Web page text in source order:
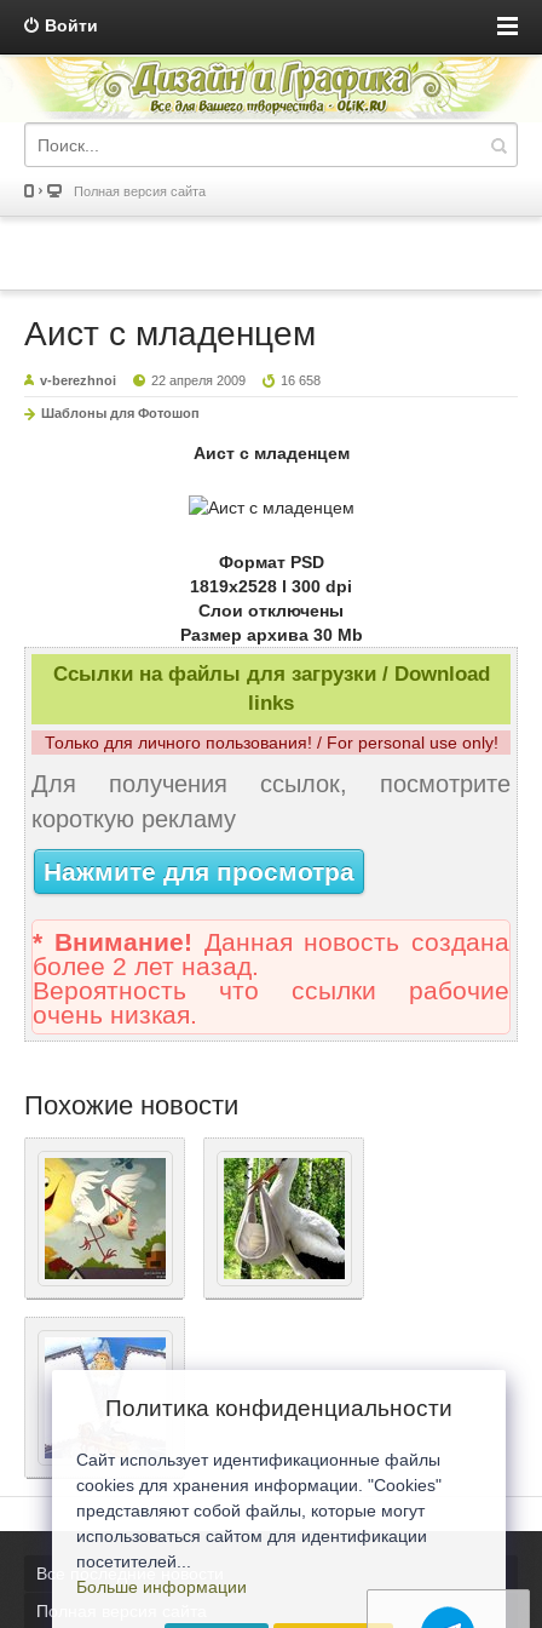
Войти
Полная версия сайта
Аист с младенцем
v-berezhnoi 22 апреля 2009 16 658
Шаблоны для Фотошоп
Аист с младенцем
Формат PSD
1819х2528 l 300 dpi
Слои отключены
Размер архива 30 Mb
Ссылки на файлы для загрузки / Download
links
Только для личного пользования! / For personal use only!
Для получения ссылок, посмотрите
короткую рекламу
Нажмите для просмотра
* Внимание! Данная новость создана
более 2 лет назад.
Вероятность что ссылки рабочие
очень низкая.
Похожие новости
Все последние новости
Полная версия сайта
Политика конфиденциальности
Сайт использует идентификационные файлы
cookies для хранения информации. "Cookies"
представляют собой файлы, которые могут
использоваться сайтом для идентификации
посетителей...
Больше информации